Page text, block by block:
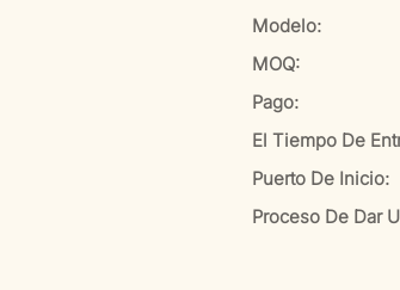
Modelo:
MOQ:
Pago:
El Tiempo De
Puerto De Inicio:
Proceso De Dar